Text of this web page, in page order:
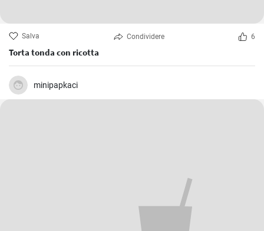
Salva Condividere 6
Torta tonda con ricotta
minipapkaci